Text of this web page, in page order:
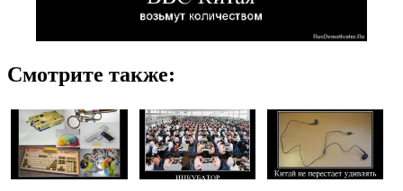
Смотрите также: